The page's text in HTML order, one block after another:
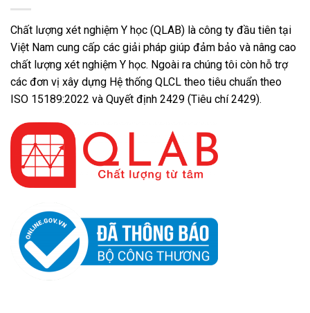
Chất lượng xét nghiệm Y học (QLAB) là công ty đầu tiên tại
Việt Nam cung cấp các giải pháp giúp đảm bảo và nâng cao
chất lượng xét nghiệm Y học. Ngoài ra chúng tôi còn hỗ trợ
các đơn vị xây dựng Hệ thống QLCL theo tiêu chuẩn theo
ISO 15189:2022 và Quyết định 2429 (Tiêu chí 2429).